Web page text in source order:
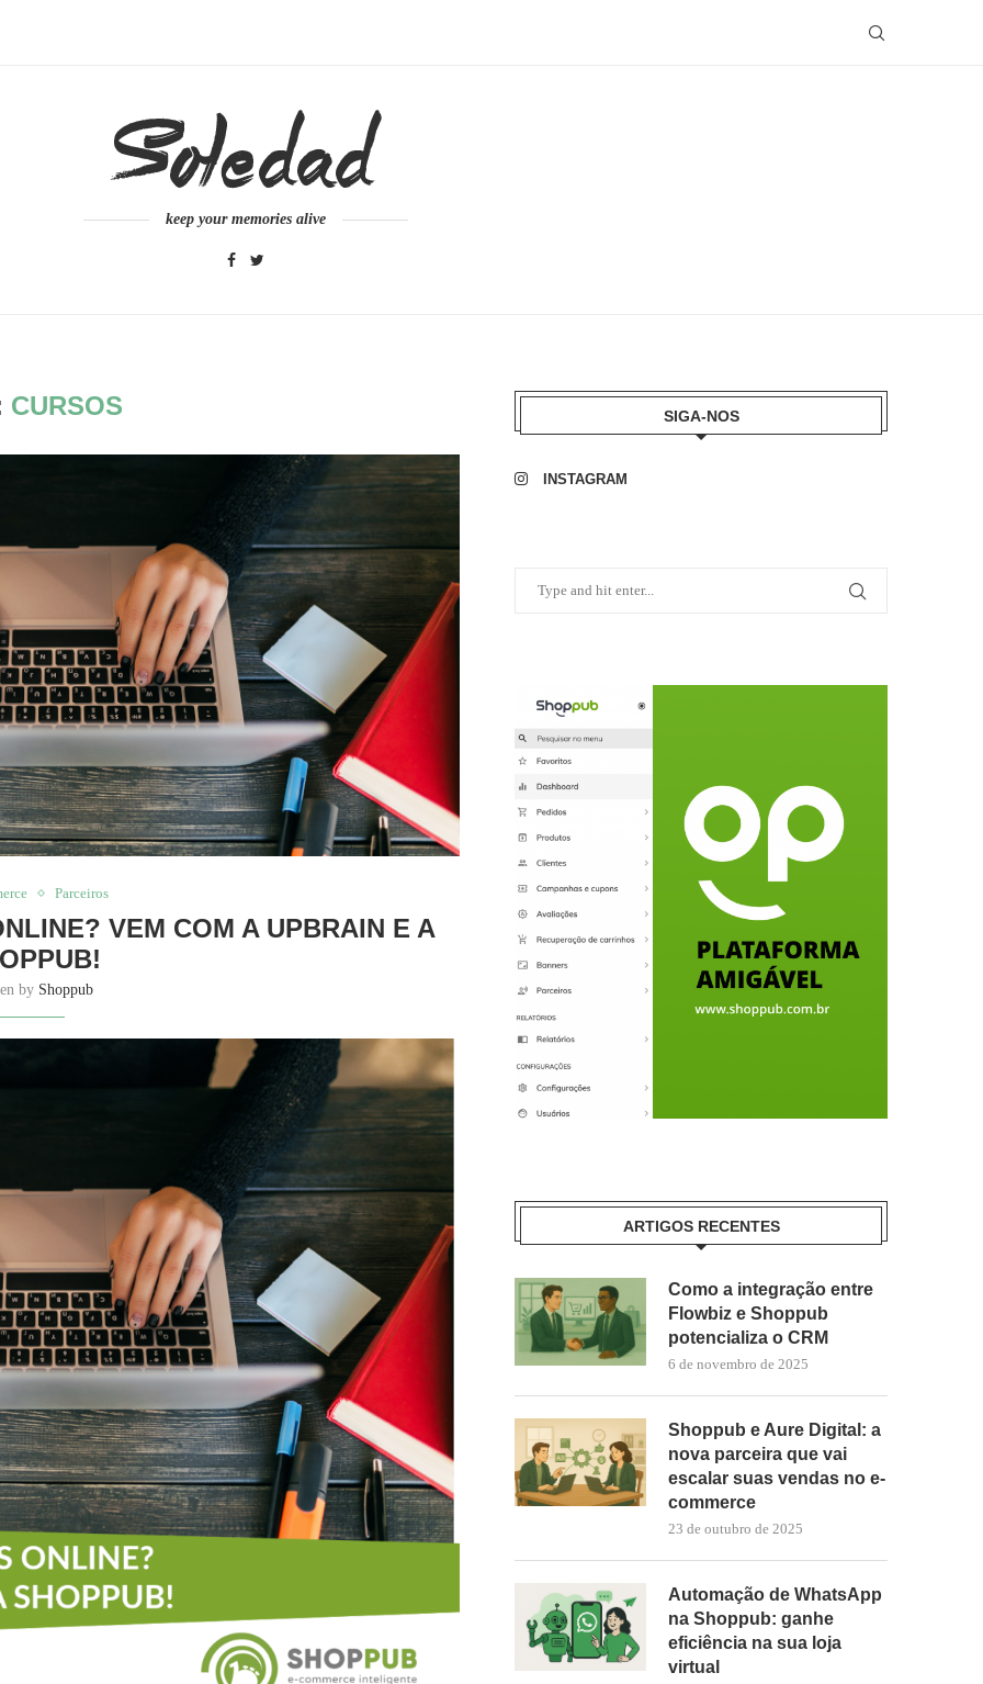
keep your memories alive
CURSOS
Parceiros
VEM COM A UPBRAIN E A
by Shoppub
SIGA-NOS
INSTAGRAM
ARTIGOS RECENTES
Como a integração entre
Flowbiz e Shoppub
potencializa o CRM
6 de novembro de 2025
Shoppub e Aure Digital: a
nova parceira que vai
escalar suas vendas no e-
commerce
23 de outubro de 2025
Automação de WhatsApp
na Shoppub: ganhe
eficiência na sua loja
virtual